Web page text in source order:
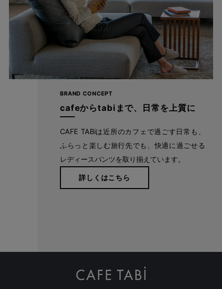
BRAND CONCEPT
cafeからtabiまで、日常を上質に
CAFE TABiは近所のカフェで過ごす日常も、
ふらっと楽しむ旅行先でも、快適に過ごせる
レディースパンツを取り揃えています。
詳しくはこちら